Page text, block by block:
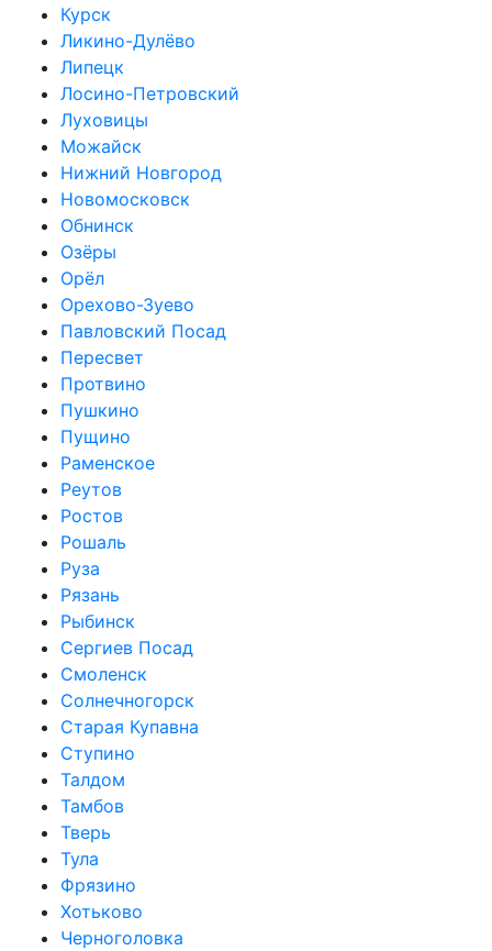
Курск
Ликино-Дулёво
Липецк
Лосино-Петровский
Луховицы
Можайск
Нижний Новгород
Новомосковск
Обнинск
Озёры
Орёл
Орехово-Зуево
Павловский Посад
Пересвет
Протвино
Пушкино
Пущино
Раменское
Реутов
Ростов
Рошаль
Руза
Рязань
Рыбинск
Сергиев Посад
Смоленск
Солнечногорск
Старая Купавна
Ступино
Талдом
Тамбов
Тверь
Тула
Фрязино
Хотьково
Черноголовка